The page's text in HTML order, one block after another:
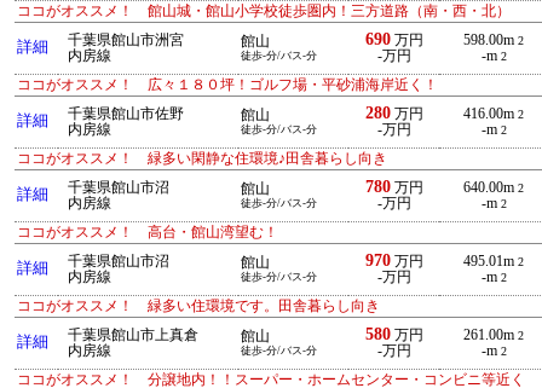
ココがオススメ！ 館山城・館山小学校徒歩圏内！三方道路（南・西・北）
詳細
千葉県館山市洲宮
内房線
館山
徒歩-分/バス-分
690万円
-万円
598.00m 2
-m 2
ココがオススメ！ 広々１８０坪！ゴルフ場・平砂浦海岸近く！
詳細
千葉県館山市佐野
内房線
館山
徒歩-分/バス-分
280万円
-万円
416.00m 2
-m 2
ココがオススメ！ 緑多い閑静な住環境♪田舎暮らし向き
詳細
千葉県館山市沼
内房線
館山
徒歩-分/バス-分
780万円
-万円
640.00m 2
-m 2
ココがオススメ！ 高台・館山湾望む！
詳細
千葉県館山市沼
内房線
館山
徒歩-分/バス-分
970万円
-万円
495.01m 2
-m 2
ココがオススメ！ 緑多い住環境です。田舎暮らし向き
詳細
千葉県館山市上真倉
内房線
館山
徒歩-分/バス-分
580万円
-万円
261.00m 2
-m 2
ココがオススメ！ 分譲地内！！スーパー・ホームセンター・コンビニ等近く